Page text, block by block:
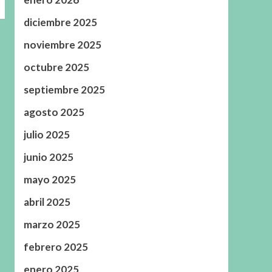
diciembre 2025
noviembre 2025
octubre 2025
septiembre 2025
agosto 2025
julio 2025
junio 2025
mayo 2025
abril 2025
marzo 2025
febrero 2025
enero 2025